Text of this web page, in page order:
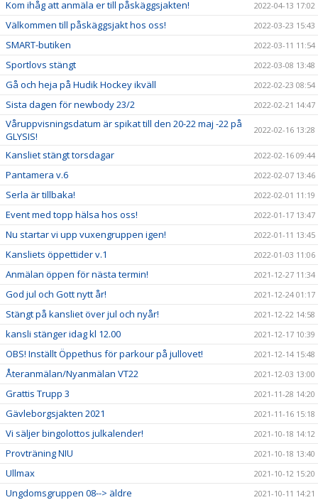
Kom ihåg att anmäla er till påskäggsjakten! 2022-04-13 17:02
Välkommen till påskäggsjakt hos oss! 2022-03-23 15:43
SMART-butiken 2022-03-11 11:54
Sportlovs stängt 2022-03-08 13:48
Gå och heja på Hudik Hockey ikväll 2022-02-23 08:54
Sista dagen för newbody 23/2 2022-02-21 14:47
Våruppvisningsdatum är spikat till den 20-22 maj -22 på
GLYSIS!
2022-02-16 13:28
Kansliet stängt torsdagar 2022-02-16 09:44
Pantamera v.6 2022-02-07 13:46
Serla är tillbaka! 2022-02-01 11:19
Event med topp hälsa hos oss! 2022-01-17 13:47
Nu startar vi upp vuxengruppen igen! 2022-01-11 13:45
Kansliets öppettider v.1 2022-01-03 11:06
Anmälan öppen för nästa termin! 2021-12-27 11:34
God jul och Gott nytt år! 2021-12-24 01:17
Stängt på kansliet över jul och nyår! 2021-12-22 14:58
kansli stänger idag kl 12.00 2021-12-17 10:39
OBS! Inställt Öppethus för parkour på jullovet! 2021-12-14 15:48
Återanmälan/Nyanmälan VT22 2021-12-03 13:00
Grattis Trupp 3 2021-11-28 14:20
Gävleborgsjakten 2021 2021-11-16 15:18
Vi säljer bingolottos julkalender! 2021-10-18 14:12
Provträning NIU 2021-10-18 13:40
Ullmax 2021-10-12 15:20
Ungdomsgruppen 08--> äldre 2021-10-11 14:21